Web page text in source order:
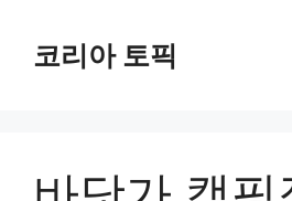
코리아 토픽